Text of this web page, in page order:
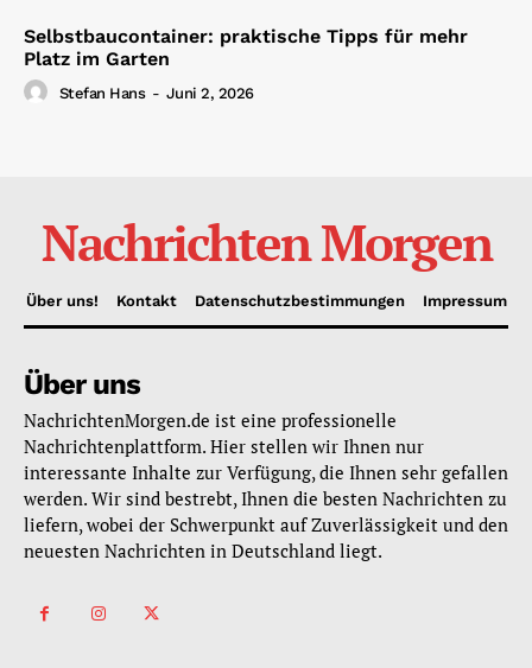
Selbstbaucontainer: praktische Tipps für mehr
Platz im Garten
Stefan Hans - Juni 2, 2026
Nachrichten Morgen
Über uns! Kontakt Datenschutzbestimmungen Impressum
Über uns
NachrichtenMorgen.de ist eine professionelle
Nachrichtenplattform. Hier stellen wir Ihnen nur
interessante Inhalte zur Verfügung, die Ihnen sehr gefallen
werden. Wir sind bestrebt, Ihnen die besten Nachrichten zu
liefern, wobei der Schwerpunkt auf Zuverlässigkeit und den
neuesten Nachrichten in Deutschland liegt.